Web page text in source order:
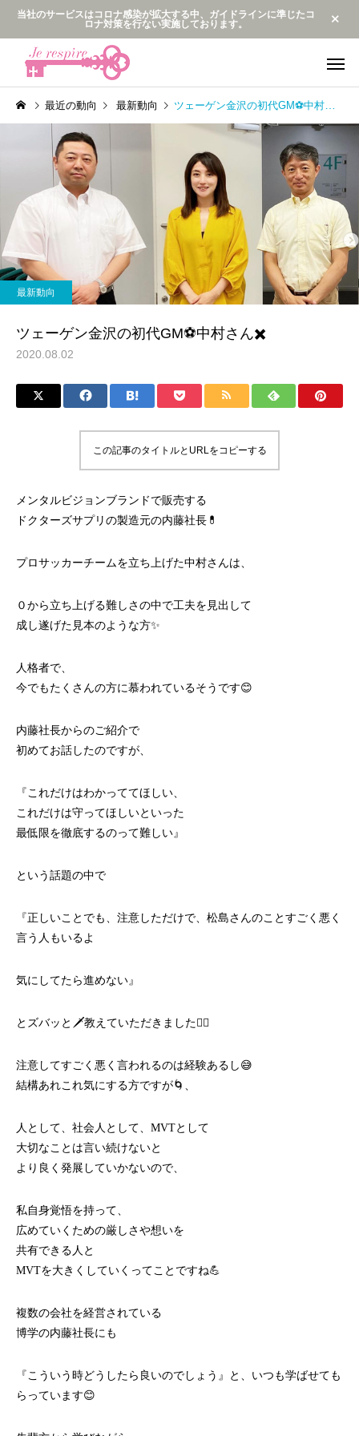
当社のサービスはコロナ感染が拡大する中、ガイドラインに準じたコ
ロナ対策を行ない実施しております。
企業研修・講演 監修・プログ
メンタルビジョンダンス公
開
最新動向
サンプルテキス安室ち
のバックダンサーだっ
2人😆✨
最近の動向 最新動向 ツェーゲン金沢の初代GM⚽️中村さん✖️
最新動向
ツェーゲン金沢の初代GM⚽️中村さん✖️
2020.08.02
この記事のタイトルとURLをコピーする
メンタルビジョンブランドで販売する
ドクターズサプリの製造元の内藤社長💊
プロサッカーチームを立ち上げた中村さんは、
０から立ち上げる難しさの中で工夫を見出して
成し遂げた見本のような方✨
人格者で、
今でもたくさんの方に慕われているそうです😊
内藤社長からのご紹介で
初めてお話したのですが、
『これだけはわかっててほしい、
これだけは守ってほしいといった
最低限を徹底するのって難しい』
という話題の中で
『正しいことでも、注意しただけで、松島さんのことすごく悪く
言う人もいるよ
気にしてたら進めない』
とズバッと🗡教えていただきました🙇‍♀️
注意してすごく悪く言われるのは経験あるし😅
結構あれこれ気にする方ですが🌀、
人として、社会人として、MVTとして
大切なことは言い続けないと
より良く発展していかないので、
私自身覚悟を持って、
広めていくための厳しさや想いを
共有できる人と
MVTを大きくしていくってことですね💪
複数の会社を経営されている
博学の内藤社長にも
『こういう時どうしたら良いのでしょう』と、いつも学ばせても
らっています😊